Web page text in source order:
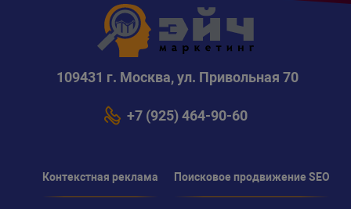
109431 г. Москва, ул. Привольная 70
+7 (925) 464-90-60
Контекстная реклама Поисковое продвижение SEO